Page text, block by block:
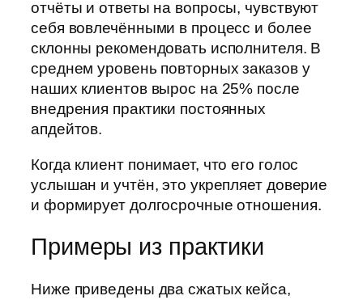
отчёты и ответы на вопросы, чувствуют
себя вовлечёнными в процесс и более
склонны рекомендовать исполнителя. В
среднем уровень повторных заказов у
наших клиентов вырос на 25% после
внедрения практики постоянных
апдейтов.
Когда клиент понимает, что его голос
услышан и учтён, это укрепляет доверие
и формирует долгосрочные отношения.
Примеры из практики
Ниже приведены два сжатых кейса,